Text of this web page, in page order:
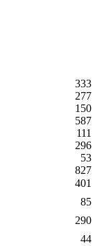
333
277
150
587
111
296
53
827
401
85
290
44